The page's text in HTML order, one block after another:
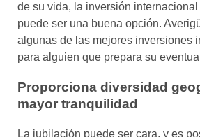
de su vida, la inversión
puede ser una buena opción.
algunas de las mejores inversiones
para alguien que prepara su
Proporciona diversidad
mayor tranquilidad
La jubilación puede ser cara, y es